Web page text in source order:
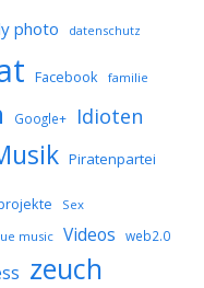
photo datenschutz
Facebook familie
Google+ Idioten
Piratenpartei
Sex
music Videos web2.0
zeuch